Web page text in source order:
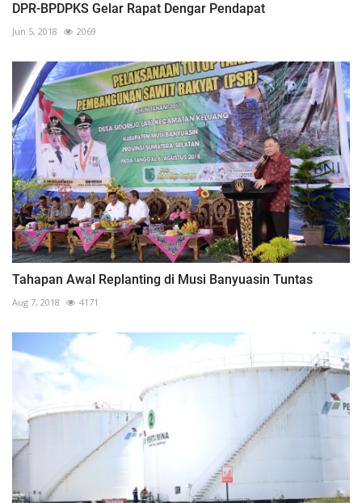
DPR-BPDPKS Gelar Rapat Dengar Pendapat
Jun 5, 2018 2069
Tahapan Awal Replanting di Musi Banyuasin Tuntas
Aug 7, 2018 4171